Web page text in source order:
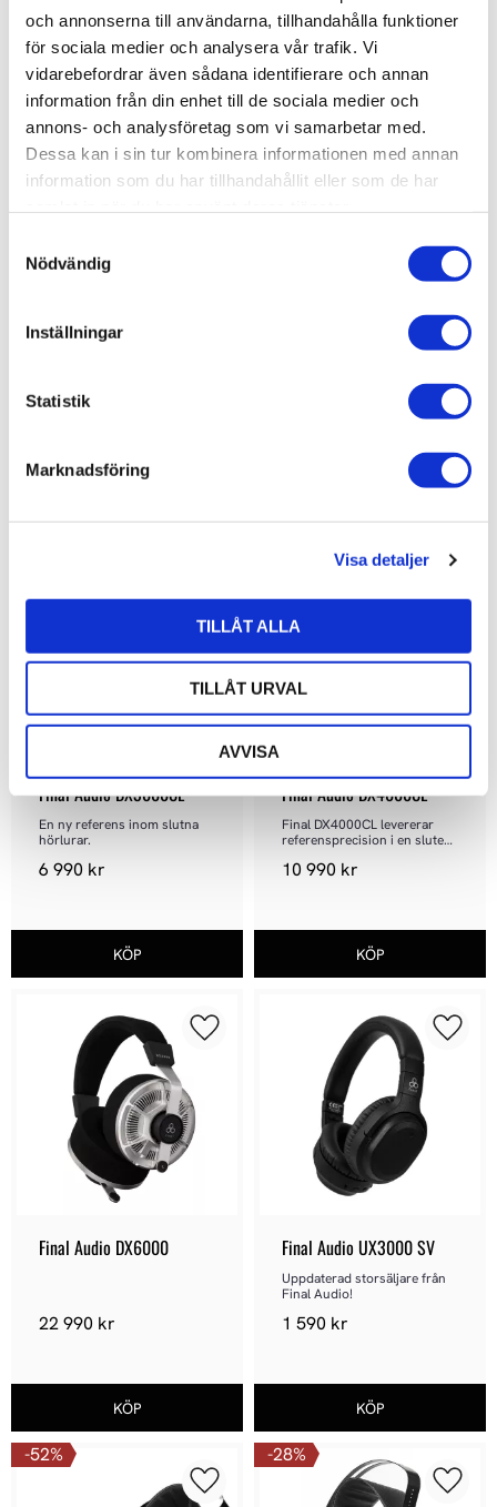
och annonserna till användarna, tillhandahålla funktioner
för sociala medier och analysera vår trafik. Vi
vidarebefordrar även sådana identifierare och annan
information från din enhet till de sociala medier och
annons- och analysföretag som vi samarbetar med.
Dessa kan i sin tur kombinera informationen med annan
information som du har tillhandahållit eller som de har
Nödvändig
Inställningar
Statistik
Marknadsföring
Visa detaljer
TILLÅT ALLA
TILLÅT URVAL
AVVISA
FOCAL STELLIA
Lägg till i favoriter
FOCAL UTOPIA II 2022
Final Audio DX3000CL
En ny referens inom slutna
hörlurar.
6 990 kr
Final Audio DX4000CL
Final DX4000CL levererar
referensprecision i en sluten
10 990 kr
Final Audio DX6000
22 990 kr
Lägg till i favoriter
Final Audio UX3000 SV
Uppdaterad storsäljare från
Final Audio!
1 590 kr
Lägg
52%
Lägg till i favoriter
28%
Lägg